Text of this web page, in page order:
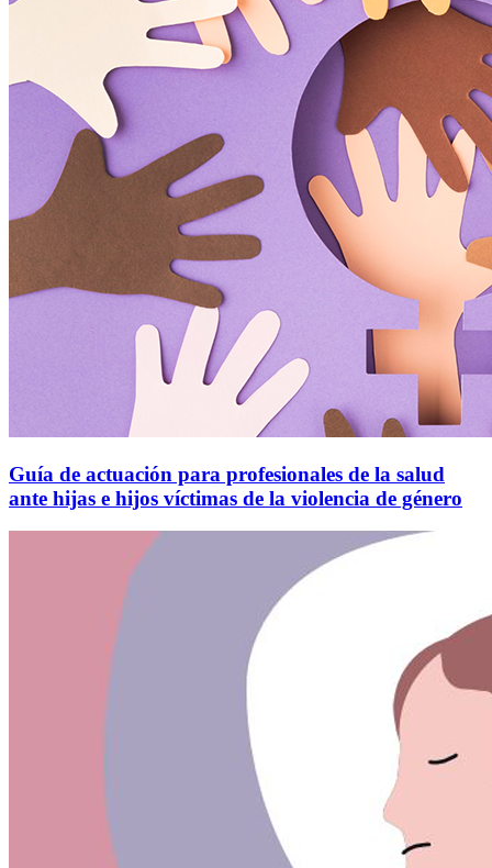
Guía de actuación para profesionales de la salud
ante hijas e hijos víctimas de la violencia de género